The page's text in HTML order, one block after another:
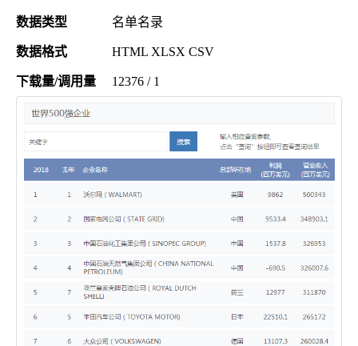
数据类型 名单名录
数据格式 HTML XLSX CSV
下载量/调用量 12376 / 1